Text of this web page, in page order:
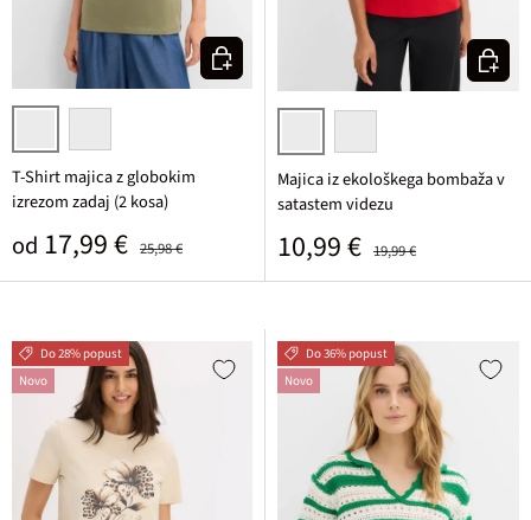
črna/olivnarozasta/živo rdeča
T-Shirt majica z globokim
izrezom zadaj (2 kosa)
Prodajna cena
od 17,99 € 25,98 €
Izberi varianto
rdeča rozasta
Majica iz ekološkega bombaža v
satastem videzu
Prodajna cena
10,99 € 19,99 €
Izberi
Do 28% popust
Novo
Do 36% popust
Novo